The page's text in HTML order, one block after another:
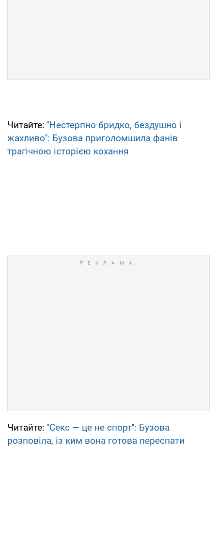
Читайте: ''Нестерпно бридко, бездушно і
жахливо'': Бузова приголомшила фанів
трагічною історією кохання
Читайте: ''Секс — це не спорт'': Бузова
розповіла, із ким вона готова переспати